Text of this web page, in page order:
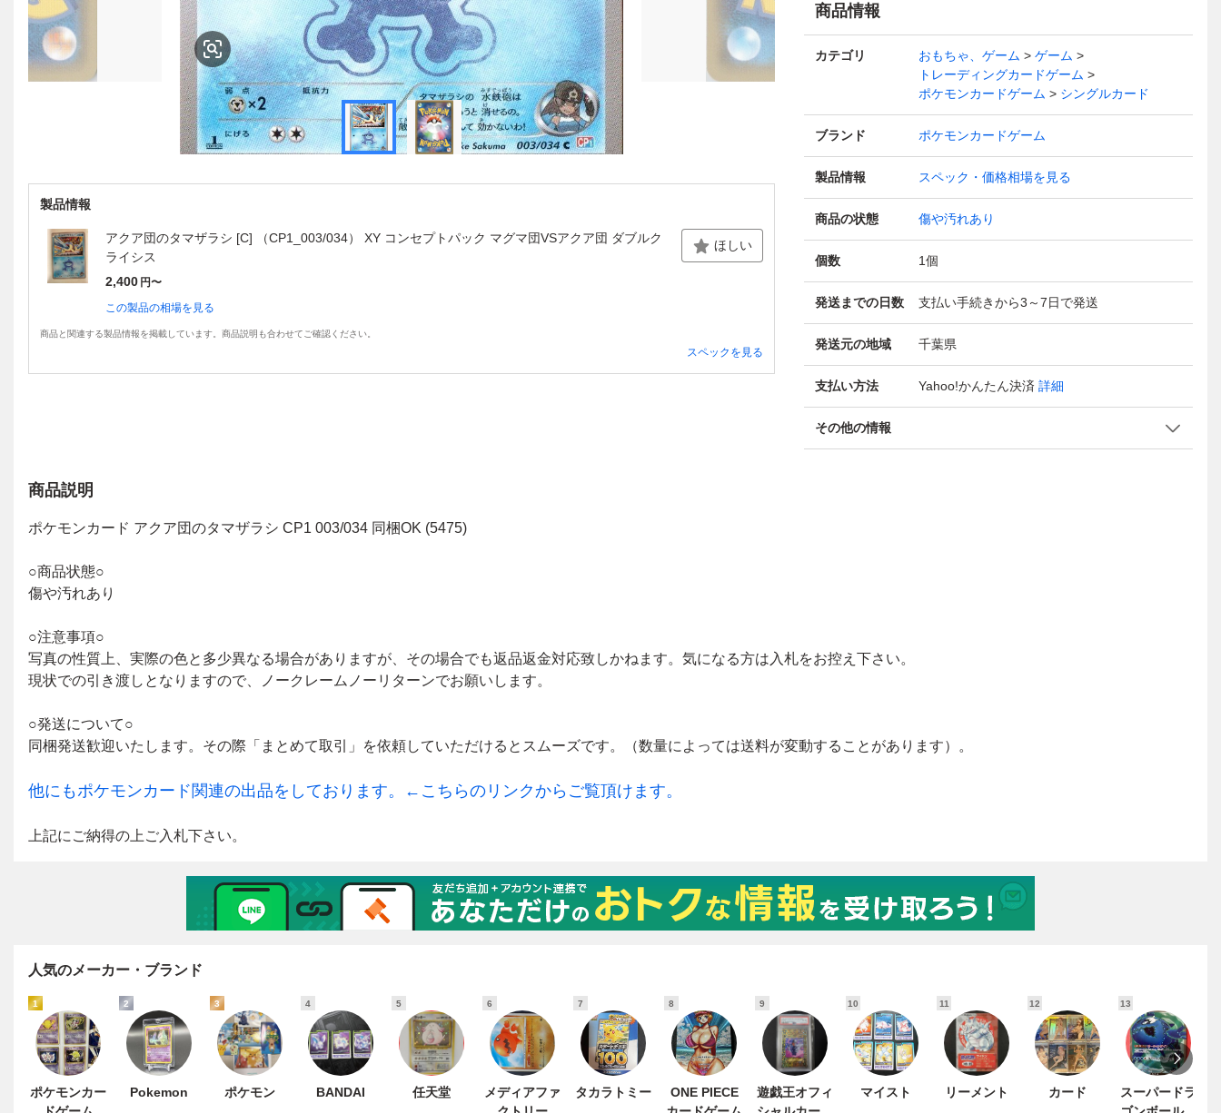
製品情報
アクア団のタマザラシ [C] （CP1_003/034） XY コンセプトパック マグマ団VSアクア団 ダブルク
ライシス
2,400 円〜
この製品の相場を見る
ほしい
商品と関連する製品情報を掲載しています。商品説明も合わせてご確認ください。
スペックを見る
商品情報
カテゴリ おもちゃ、ゲーム
ゲーム
トレーディングカードゲーム
ポケモンカードゲーム
シングルカード
ブランド ポケモンカードゲーム
製品情報 スペック・価格相場を見る
商品の状態 傷や汚れあり
個数 1個
発送までの日数 支払い手続きから3～7日で発送
発送元の地域 千葉県
支払い方法 Yahoo!かんたん決済 詳細
その他の情報
商品説明
人気のメーカー・ブランド
1
ポケモンカー
2
Pokemon
3
ポケモン
4
BANDAI
5
任天堂
6
メディアファ
7
タカラトミー
8
ONE PIECE
9
遊戯王オフィ
10
マイスト
11
リーメント
12
カード
13
スーパードラ